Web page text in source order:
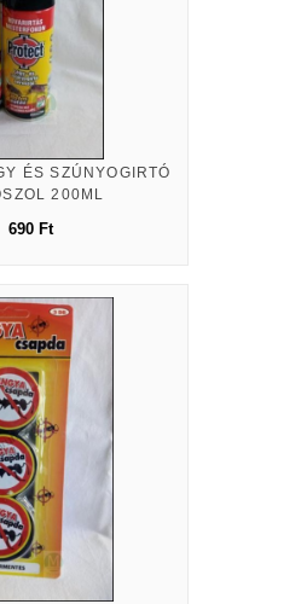
ÉS SZÚNYOGIRTÓ
200ML
690 Ft